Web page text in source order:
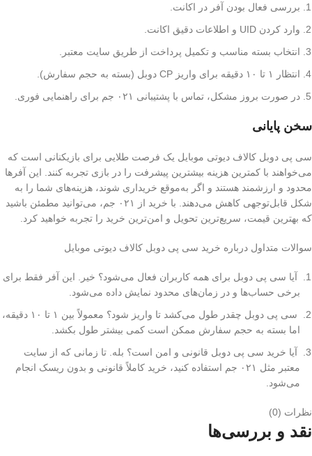
بررسی فعال بودن آفر در اکانت.
وارد کردن UID و اطلاعات دقیق اکانت.
انتخاب بسته مناسب و تکمیل پرداخت از طریق سایت معتبر.
انتظار ۱ تا ۱۰ دقیقه برای واریز CP دوبل (بسته به حجم سفارش).
در صورت بروز مشکل، تماس با پشتیبانی ۰۲۱ جم برای راهنمایی فوری.
سخن پایانی
سی پی دوبل کالاف دیوتی موبایل یک فرصت طلایی برای بازیکنانی است که
می‌خواهند با کمترین هزینه بیشترین پیشرفت را در بازی تجربه کنند. این آفرها
محدود و ارزشمند هستند و اگر به‌موقع خریداری شوند، هزینه‌های شما را به
شکل قابل‌توجهی کاهش می‌دهند. با خرید از ۰۲۱ جم، می‌توانید مطمئن باشید
که بهترین قیمت، سریع‌ترین تحویل و امن‌ترین خرید را تجربه خواهید کرد.
سوالات متداول درباره خرید سی پی دوبل کالاف دیوتی موبایل
آیا سی پی دوبل برای همه کاربران فعال می‌شود؟ خیر. این آفر فقط برای
برخی حساب‌ها و در زمان‌های محدود نمایش داده می‌شود.
سی پی دوبل چقدر طول می‌کشد تا واریز شود؟ معمولاً بین ۱ تا ۱۰ دقیقه،
اما بسته به حجم سفارش ممکن است کمی بیشتر طول بکشد.
آیا خرید سی پی دوبل قانونی و امن است؟ بله. تا زمانی که از سایت
معتبر مثل ۰۲۱ جم استفاده کنید، خرید کاملاً قانونی و بدون ریسک انجام
می‌شود.
نظرات (0)
نقد و بررسی‌ها